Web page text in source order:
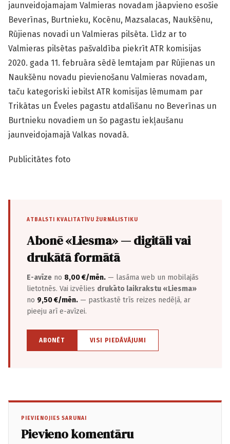
jaunveidojamajam Valmieras novadam jāapvieno esošie
Beverīnas, Burtnieku, Kocēnu, Mazsalacas, Naukšēnu,
Rūjienas novadi un Valmieras pilsēta. Līdz ar to
Valmieras pilsētas pašvaldība piekrīt ATR komisijas
2020. gada 11. februāra sēdē lemtajam par Rūjienas un
Naukšēnu novadu pievienošanu Valmieras novadam,
taču kategoriski iebilst ATR komisijas lēmumam par
Trikātas un Ēveles pagastu atdalīšanu no Beverīnas un
Burtnieku novadiem un šo pagastu iekļaušanu
jaunveidojamajā Valkas novadā.
Publicitātes foto
ATBALSTI KVALITATĪVU ŽURNĀLISTIKU
Abonē «Liesma» — digitāli vai
drukātā formātā
E-avīze no 8,00 €/mēn. — lasāma web un mobilajās
lietotnēs. Vai izvēlies drukāto laikrakstu «Liesma»
no 9,50 €/mēn. — pastkastē trīs reizes nedēļā, ar
pieeju arī e-avīzei.
ABONĒT VISI PIEDĀVĀJUMI
PIEVIENOJIES SARUNAI
Pievieno komentāru